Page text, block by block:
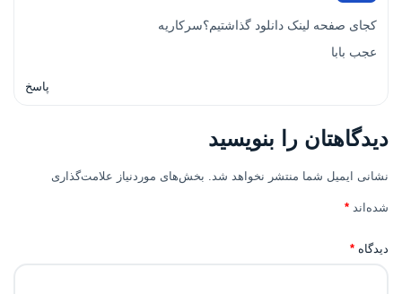
کجای صفحه لینک دانلود گذاشتیم؟سرکاریه
عجب بابا
پاسخ
دیدگاهتان را بنویسید
نشانی ایمیل شما منتشر نخواهد شد. بخش‌های موردنیاز علامت‌گذاری
شده‌اند *
دیدگاه *